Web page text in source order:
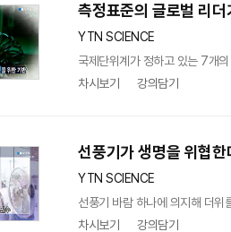
측정표준의 글로벌 리
YTN SCIENCE
국제단위계가 정하고 있는 7개
차시보기
강의담기
선풍기가 생명을 위협
YTN SCIENCE
선풍기 바람 하나에 의지해 더위
차시보기
강의담기